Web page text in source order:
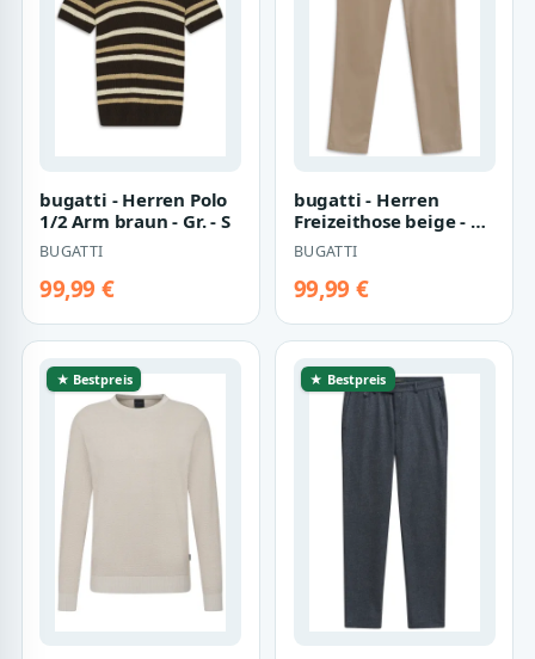
bugatti - Herren Polo
1/2 Arm braun - Gr. - S
BUGATTI
99,99 €
bugatti - Herren
Freizeithose beige - Gr.
- 34
BUGATTI
99,99 €
★ Bestpreis ★ Bestpreis